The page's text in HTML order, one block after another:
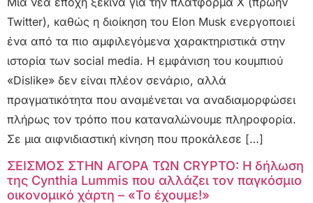
Twitter), καθώς η διοίκηση του Elon Musk ενεργοποιεί
ένα από τα πιο αμφιλεγόμενα χαρακτηριστικά στην
ιστορία των social media. Η εμφάνιση του κουμπιού
«Dislike» δεν είναι πλέον σενάριο, αλλά
πραγματικότητα που αναμένεται να αναδιαμορφώσει
πλήρως τον τρόπο που καταναλώνουμε πληροφορία.
Σε μια αιφνιδιαστική κίνηση που προκάλεσε […]
ΣΕΙΣΜΟΣ ΣΤΗΝ ΑΓΟΡΑ ΤΩΝ CRYPTO: Η δήλωση
της Cynthia Lummis που αλλάζει τον παγκόσμιο
οικονομικό χάρτη – «Το έχουμε!»